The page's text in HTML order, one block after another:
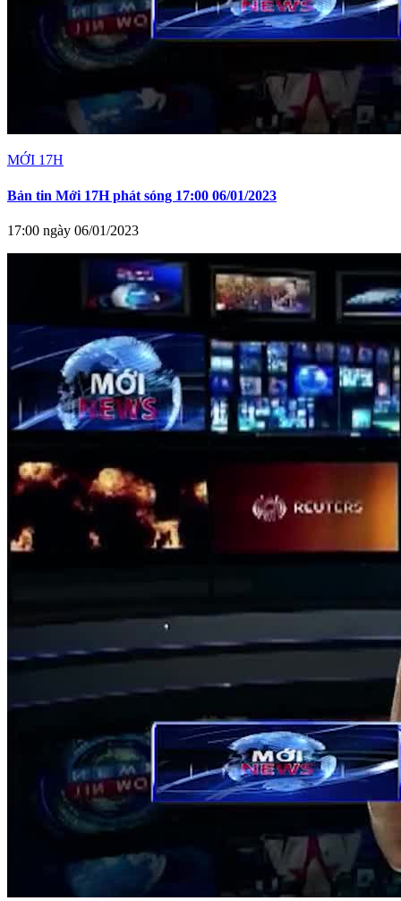
MỚI 17H
Bản tin Mới 17H phát sóng 17:00 06/01/2023
17:00 ngày 06/01/2023